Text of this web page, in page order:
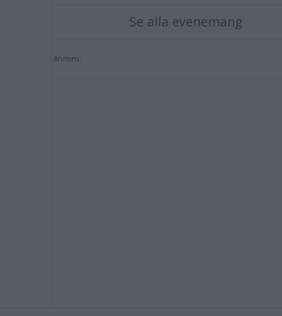
Se alla evenemang
Annons: